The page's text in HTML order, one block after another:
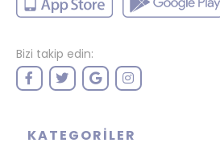
Bizi takip edin:
KATEGORILER